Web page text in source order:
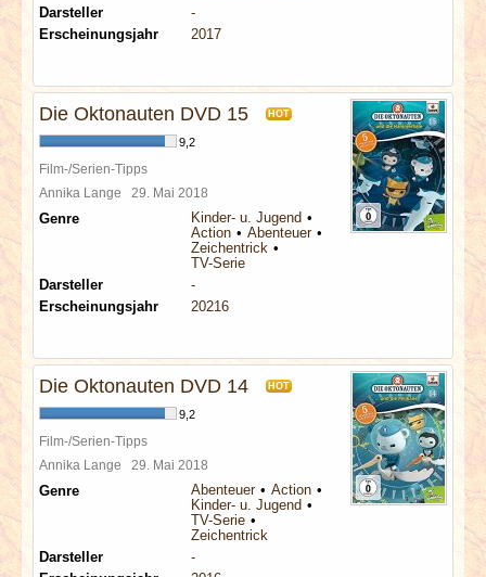
Darsteller
-
Erscheinungsjahr
2017
Die Oktonauten DVD 15 HOT
9,2
Film-/Serien-Tipps
Annika Lange 29. Mai 2018
Genre
Kinder- u. Jugend
Action
Abenteuer
Zeichentrick
TV-Serie
Darsteller
-
Erscheinungsjahr
20216
Die Oktonauten DVD 14 HOT
9,2
Film-/Serien-Tipps
Annika Lange 29. Mai 2018
Genre Abenteuer
Action
Kinder- u. Jugend
TV-Serie
Zeichentrick
Darsteller
-